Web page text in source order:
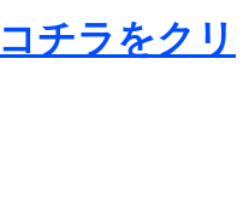
チラをクリ